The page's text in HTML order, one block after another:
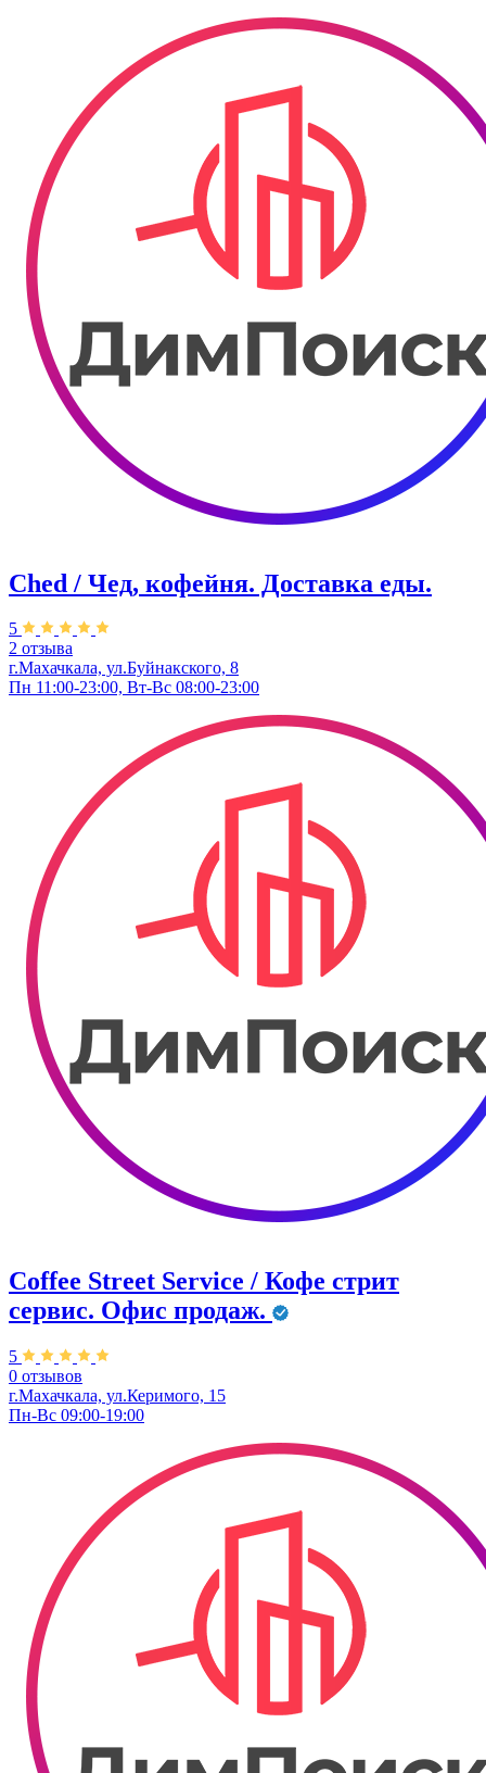
Ched / Чед, кофейня. Доставка еды.
5
2 отзыва
г.Махачкала, ул.Буйнакского, 8
Пн 11:00-23:00, Вт-Вс 08:00-23:00
Coffee Street Service / Кофе стрит
сервис. Офис продаж.
5
0 отзывов
г.Махачкала, ул.Керимого, 15
Пн-Вс 09:00-19:00